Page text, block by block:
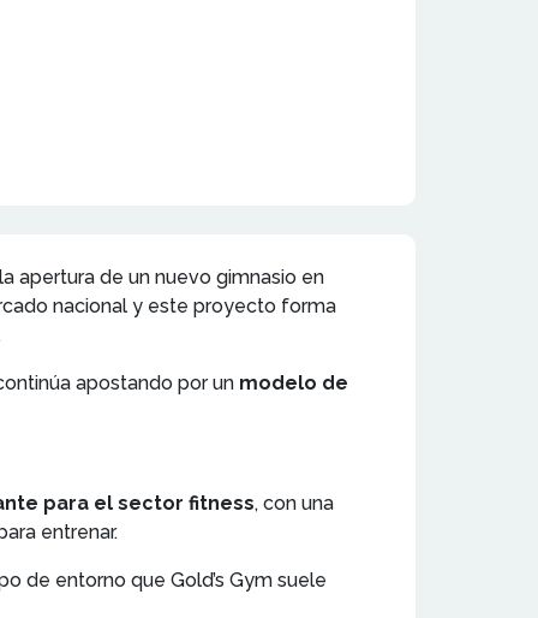
apertura de un nuevo gimnasio en
nacional y este proyecto forma
apostando por un modelo de
para el sector fitness, con una
entrenar.
de entorno que Gold’s Gym suele